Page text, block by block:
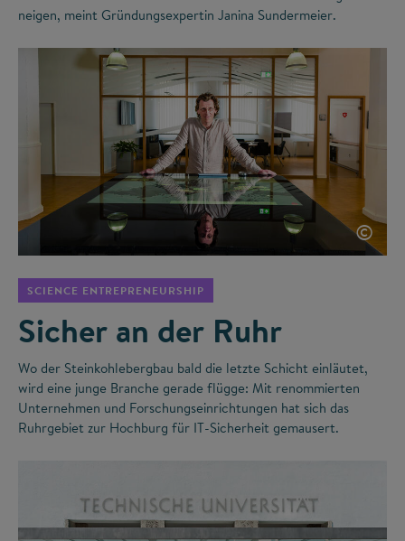
neigen, meint Gründungsexpertin Janina Sundermeier.
©
SCIENCE ENTREPRENEURSHIP
Sicher an der Ruhr
Wo der Steinkohlebergbau bald die letzte Schicht einläutet,
wird eine junge Branche gerade flügge: Mit renommierten
Unternehmen und Forschungseinrichtungen hat sich das
Ruhrgebiet zur Hochburg für IT-Sicherheit gemausert.